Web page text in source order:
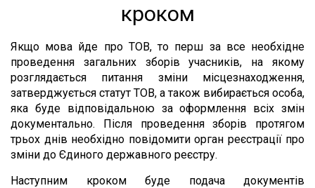
кроком
Якщо мова йде про ТОВ, то перш за все необхідне
проведення загальних зборів учасників, на якому
розглядається питання зміни місцезнаходження,
затверджується статут ТОВ, а також вибирається особа,
яка буде відповідальною за оформлення всіх змін
документально. Після проведення зборів протягом
трьох днів необхідно повідомити орган реєстрації про
зміни до Єдиного державного реєстру.
Наступним кроком буде подача документів